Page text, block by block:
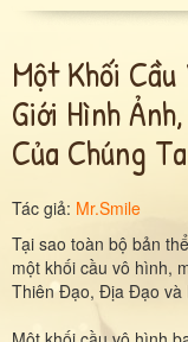
Một Khối
Giới Hình
Của Chúng
Tác giả: Mr.Smile
Tại sao toàn bộ bản
một khối cầu vô hình,
Thiên Đạo, Địa Đạo và